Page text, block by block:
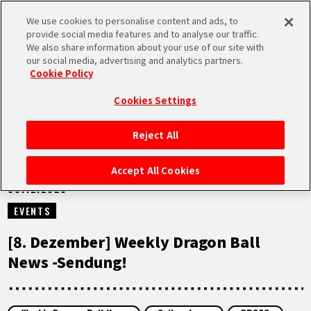
MEN
STARTSEITE
NEUES
HIGHLIGHTS
VIDEOS
08.12.2025
EVENTS
[8. Dezember] Weekly Dragon Ball
News -Sendung!
We use cookies to personalise content and ads, to
provide social media features and to analyse our traffic.
We also share information about your use of our site with
our social media, advertising and analytics partners.
Cookie Policy
Cookies Settings
Reject All
Accept All Cookies